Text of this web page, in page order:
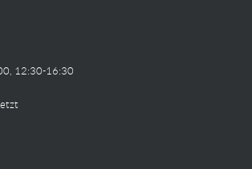
12:30-16:30